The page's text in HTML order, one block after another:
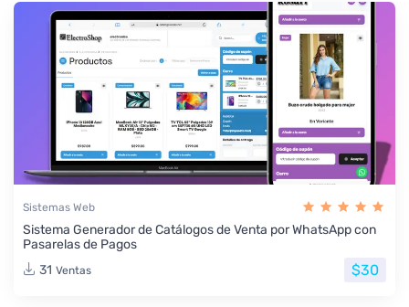
Sistemas Web
Sistema Generador de Catálogos de Venta por WhatsApp con
Pasarelas de Pagos
31 Ventas $30